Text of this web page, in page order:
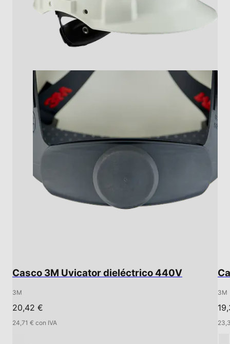
Casco 3M Uvicator dieléctrico 440V
3M
20,42 €
24,71 € con IVA
3M